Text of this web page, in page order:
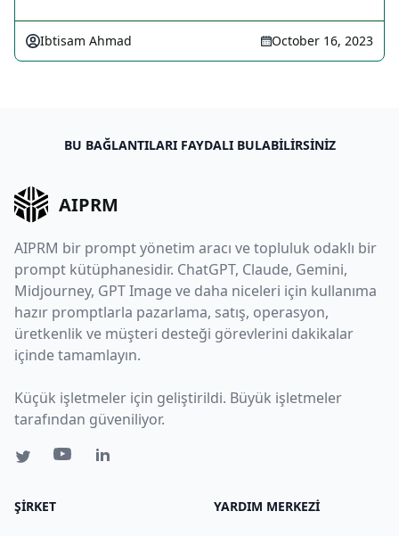
Ibtisam Ahmad October 16, 2023
BU BAĞLANTILARI FAYDALI BULABILIRSINIZ
AIPRM
AIPRM bir prompt yönetim aracı ve topluluk odaklı bir
prompt kütüphanesidir. ChatGPT, Claude, Gemini,
Midjourney, GPT Image ve daha niceleri için kullanıma
hazır promptlarla pazarlama, satış, operasyon,
üretkenlik ve müşteri desteği görevlerini dakikalar
içinde tamamlayın.
Küçük işletmeler için geliştirildi. Büyük işletmeler
tarafından güveniliyor.
ŞIRKET YARDIM MERKEZI